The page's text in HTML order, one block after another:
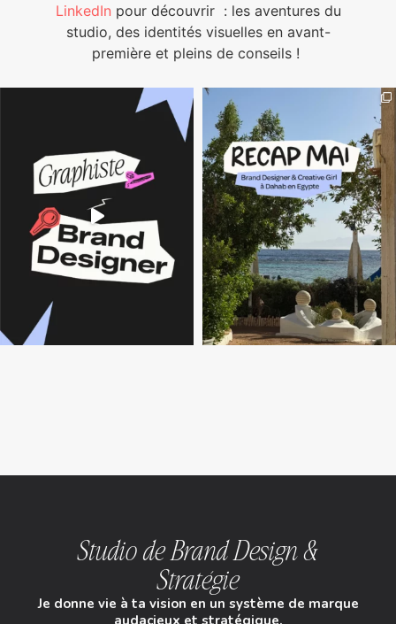
LinkedIn pour découvrir: les aventures du
studio, des identités visuelles en avant-
première et pleins de conseils !
Studio de Brand Design &
Stratégie
Je donne vie à ta vision en un système de marque
audacieux et stratégique.